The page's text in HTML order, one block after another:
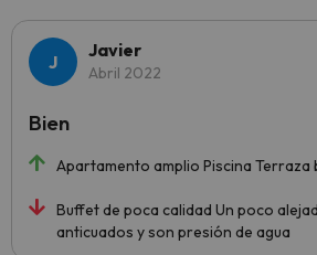
Javier
Abril 2022
Apartamento amplio Piscina Terraza
Buffet de poca calidad Un poco
anticuados y son presión de agua
Bien